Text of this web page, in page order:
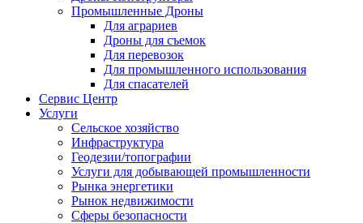
Промышленные Дроны
Для аграриев
Дроны для съемок
Для перевозок
Для промышленного использования
Для спасателей
Сервис Центр
Услуги
Сельское хозяйство
Инфраструктура
Геодезии/топографии
Услуги для добывающей промышленности
Рынка энергетики
Рынок недвижимости
Сферы безопасности